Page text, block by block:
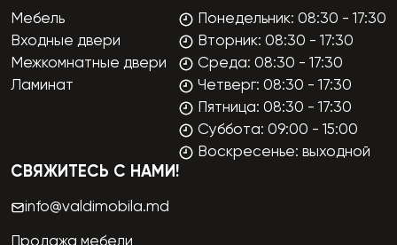
Мебель
Входные двери
Межкомнатные двери
Ламинат
Понедельник: 08:30 - 17:30
Вторник: 08:30 - 17:30
Среда: 08:30 - 17:30
Четверг: 08:30 - 17:30
Пятница: 08:30 - 17:30
Суббота: 09:00 - 15:00
Воскресенье: выходной
СВЯЖИТЕСЬ С НАМИ!
info@valdimobila.md